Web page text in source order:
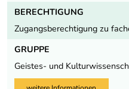
BERECHTIGUNG
Zugangsberechtigung zu
GRUPPE
Geistes- und